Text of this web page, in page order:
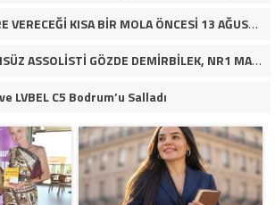
SANATÇI, SAHNELERE VERECEĞİ KISA BİR MOLA ÖNCESİ 13 AĞUSTOS’TA SON KEZ HARBİYE’DE OLACAK!
SAHNELERİN ALBÜMSÜZ ASSOLİSTİ GÖZDE DEMİRBİLEK, NR1 MAGAZİN’DE: “SON ASSOLİST OLARAK VAR OLACAĞIM!”
LVBEL C5 Bodrum’u Salladı